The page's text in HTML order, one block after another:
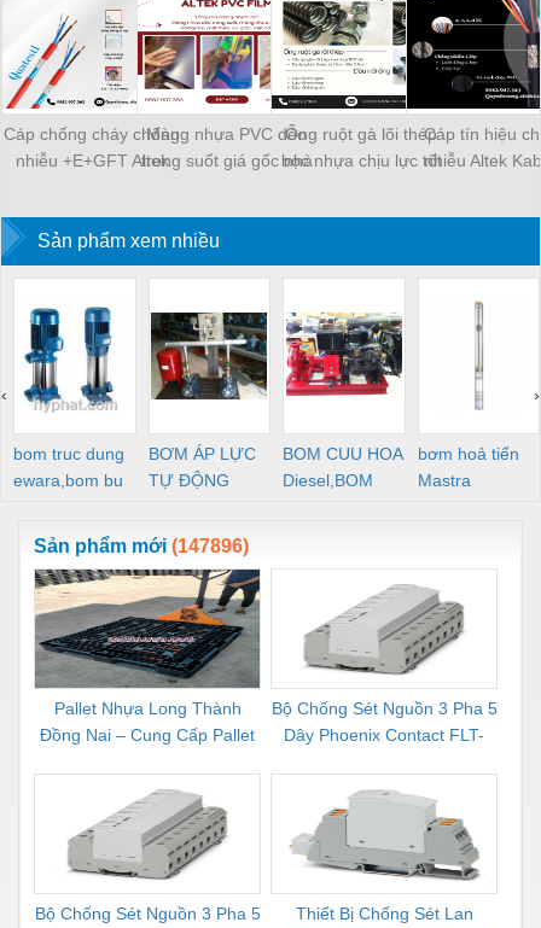
Cáp chống cháy chống
nhiễu +E+GFT Altek
nhiệt độ cao
Màng nhựa PVC dẻo
trong suốt giá gốc nhà
Ống ruột gà lõi thép
bọc nhựa chịu lực tốt
điện
Cáp tín hiệu
nhiễu Altek
lượng ở
Sản phẩm xem nhiều
bom truc dung
ewara,bom bu
BƠM ÁP LỰC
TỰ ĐỘNG
BOM CUU HOA
Diesel,BOM
bơm hoả tiển
Mastra
‹ ›
Sản phẩm mới (147896)
Pallet Nhựa Long Thành
Đồng Nai – Cung Cấp Pallet
Bộ Chống Sét Nguồn 3 Pha 5
Dây Phoenix Contact FLT-
2909589
Bộ Chống Sét Nguồn 3 Pha 5
Thiết Bị Chống Sét Lan